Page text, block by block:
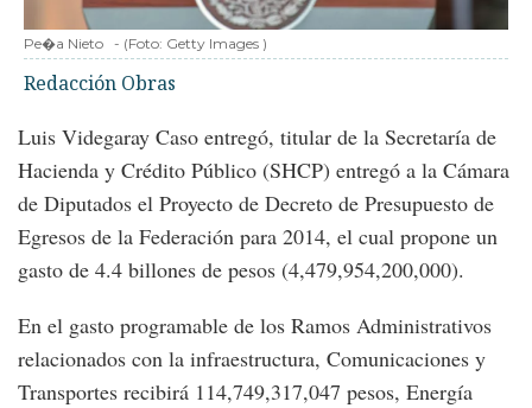
Pe�a Nieto - (Foto: Getty Images )
Redacción Obras
Luis Videgaray Caso entregó, titular de la Secretaría de
Hacienda y Crédito Público (SHCP) entregó a la Cámara
de Diputados el Proyecto de Decreto de Presupuesto de
Egresos de la Federación para 2014, el cual propone un
gasto de 4.4 billones de pesos (4,479,954,200,000).
En el gasto programable de los Ramos Administrativos
relacionados con la infraestructura, Comunicaciones y
Transportes recibirá 114,749,317,047 pesos, Energía